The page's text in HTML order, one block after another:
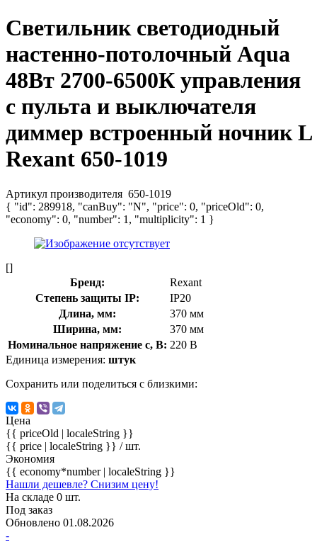
Светильник светодиодный
настенно-потолочный Aqua
48Вт 2700-6500К управления
с пульта и выключателя
диммер встроенный ночник L
Rexant 650-1019
Артикул производителя 650-1019
{ "id": 289918, "canBuy": "N", "price": 0, "priceOld": 0,
"economy": 0, "number": 1, "multiplicity": 1 }
[]
Бренд:
Rexant
Степень защиты IP:
IP20
Длина, мм:
370 мм
Ширина, мм:
370 мм
Номинальное напряжение с, В: 220 В
Единица измерения: штук
Сохранить или поделиться с близкими:
Цена
{{ priceOld | localeString }}
{{ price | localeString }} / шт.
Экономия
{{ economy*number | localeString }}
Нашли дешевле? Снизим цену!
На складе 0 шт.
Под заказ
Обновлено 01.08.2026
-